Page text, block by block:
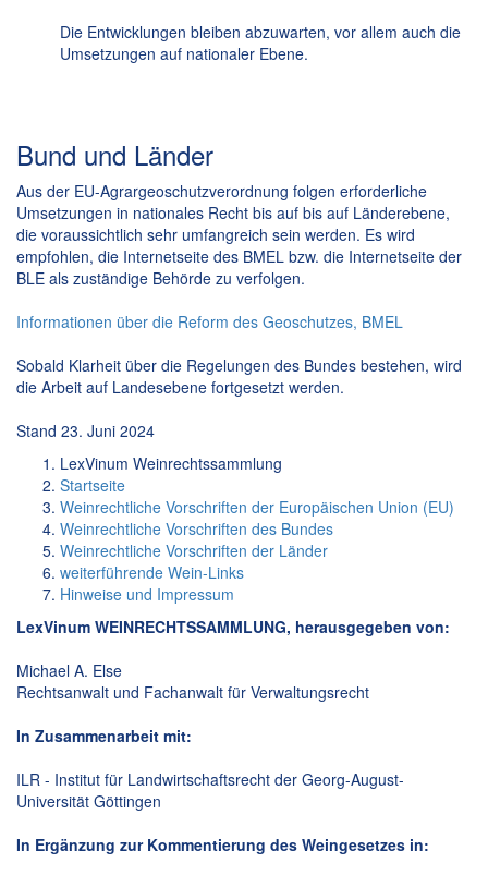
Die Entwicklungen bleiben abzuwarten, vor allem auch die
Umsetzungen auf nationaler Ebene.
Bund und Länder
Aus der EU-Agrargeoschutzverordnung folgen erforderliche
Umsetzungen in nationales Recht bis auf bis auf Länderebene,
die voraussichtlich sehr umfangreich sein werden. Es wird
empfohlen, die Internetseite des BMEL bzw. die Internetseite der
BLE als zuständige Behörde zu verfolgen.
Informationen über die Reform des Geoschutzes, BMEL
Sobald Klarheit über die Regelungen des Bundes bestehen, wird
die Arbeit auf Landesebene fortgesetzt werden.
Stand 23. Juni 2024
LexVinum Weinrechtssammlung
Startseite
Weinrechtliche Vorschriften der Europäischen Union (EU)
Weinrechtliche Vorschriften des Bundes
Weinrechtliche Vorschriften der Länder
weiterführende Wein-Links
Hinweise und Impressum
LexVinum WEINRECHTSSAMMLUNG, herausgegeben von:
Michael A. Else
Rechtsanwalt und Fachanwalt für Verwaltungsrecht
In Zusammenarbeit mit:
ILR - Institut für Landwirtschaftsrecht der Georg-August-
Universität Göttingen
In Ergänzung zur Kommentierung des Weingesetzes in: